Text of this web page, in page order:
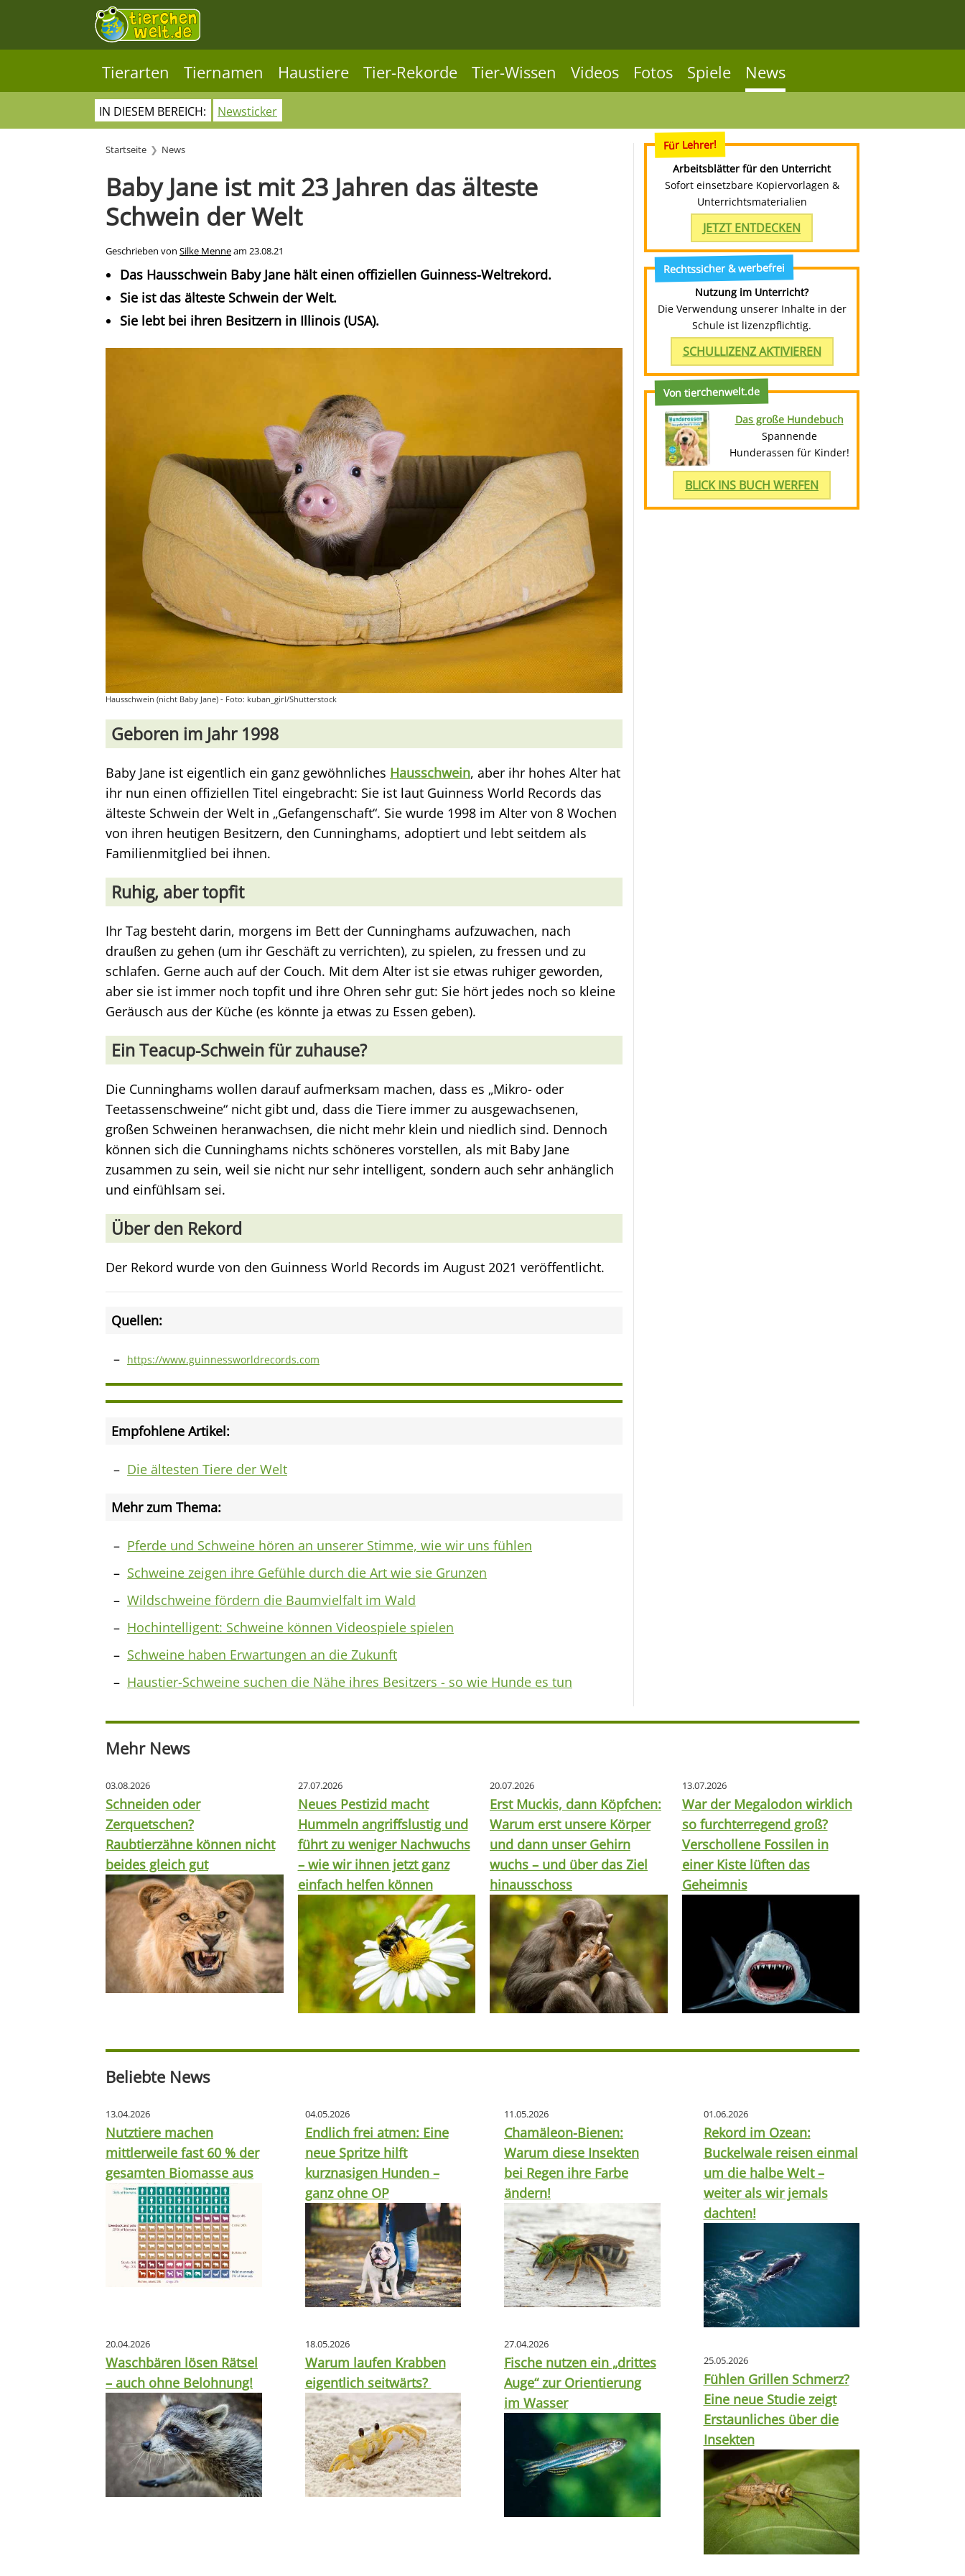
Tierarten Tiernamen Haustiere Tier-Rekorde Tier-Wissen Videos Fotos Spiele News
IN DIESEM BEREICH: Newsticker
Startseite News
Baby Jane ist mit 23 Jahren das älteste
Schwein der Welt
Geschrieben von Silke Menneam 23.08.21
Das Hausschwein Baby Jane hält einen offiziellen Guinness-Weltrekord.
Sie ist das älteste Schwein der Welt.
Sie lebt bei ihren Besitzern in Illinois (USA).
Hausschwein (nicht Baby Jane) - Foto: kuban_girl/Shutterstock
Geboren im Jahr 1998
Baby Jane ist eigentlich ein ganz gewöhnliches Hausschwein, aber ihr hohes Alter hat
ihr nun einen offiziellen Titel eingebracht: Sie ist laut Guinness World Records das
älteste Schwein der Welt in „Gefangenschaft“. Sie wurde 1998 im Alter von 8 Wochen
von ihren heutigen Besitzern, den Cunninghams, adoptiert und lebt seitdem als
Familienmitglied bei ihnen.
Ruhig, aber topfit
Ihr Tag besteht darin, morgens im Bett der Cunninghams aufzuwachen, nach
draußen zu gehen (um ihr Geschäft zu verrichten), zu spielen, zu fressen und zu
schlafen. Gerne auch auf der Couch. Mit dem Alter ist sie etwas ruhiger geworden,
aber sie ist immer noch topfit und ihre Ohren sehr gut: Sie hört jedes noch so kleine
Geräusch aus der Küche (es könnte ja etwas zu Essen geben).
Ein Teacup-Schwein für zuhause?
Die Cunninghams wollen darauf aufmerksam machen, dass es „Mikro- oder
Teetassenschweine“ nicht gibt und, dass die Tiere immer zu ausgewachsenen,
großen Schweinen heranwachsen, die nicht mehr klein und niedlich sind. Dennoch
können sich die Cunninghams nichts schöneres vorstellen, als mit Baby Jane
zusammen zu sein, weil sie nicht nur sehr intelligent, sondern auch sehr anhänglich
und einfühlsam sei.
Über den Rekord
Der Rekord wurde von den Guinness World Records im August 2021 veröffentlicht.
Quellen:
https://www.guinnessworldrecords.com
Empfohlene Artikel:
Die ältesten Tiere der Welt
Mehr zum Thema:
Pferde und Schweine hören an unserer Stimme, wie wir uns fühlen
Schweine zeigen ihre Gefühle durch die Art wie sie Grunzen
Wildschweine fördern die Baumvielfalt im Wald
Hochintelligent: Schweine können Videospiele spielen
Schweine haben Erwartungen an die Zukunft
Haustier-Schweine suchen die Nähe ihres Besitzers - so wie Hunde es tun
Für Lehrer!
Arbeitsblätter für den Unterricht
Sofort einsetzbare Kopiervorlagen &
Unterrichtsmaterialien
JETZT ENTDECKEN
Rechtssicher & werbefrei
Nutzung im Unterricht?
Die Verwendung unserer Inhalte in der
Schule ist lizenzpflichtig.
SCHULLIZENZ AKTIVIEREN
Von tierchenwelt.de
Das große Hundebuch
Spannende
Hunderassen für Kinder!
BLICK INS BUCH WERFEN
Mehr News
03.08.2026
Schneiden oder
Zerquetschen?
Raubtierzähne können nicht
beides gleich gut
27.07.2026
Neues Pestizid macht
Hummeln angriffslustig und
führt zu weniger Nachwuchs
– wie wir ihnen jetzt ganz
einfach helfen können
20.07.2026
Erst Muckis, dann Köpfchen:
Warum erst unsere Körper
und dann unser Gehirn
wuchs – und über das Ziel
hinausschoss
13.07.2026
War der Megalodon wirklich
so furchterregend groß?
Verschollene Fossilen in
einer Kiste lüften das
Geheimnis
Beliebte News
13.04.2026
Nutztiere machen
mittlerweile fast 60 % der
gesamten Biomasse aus
20.04.2026
Waschbären lösen Rätsel
– auch ohne Belohnung!
04.05.2026
Endlich frei atmen: Eine
neue Spritze hilft
kurznasigen Hunden –
ganz ohne OP
18.05.2026
Warum laufen Krabben
eigentlich seitwärts?
11.05.2026
Chamäleon-Bienen:
Warum diese Insekten
bei Regen ihre Farbe
ändern!
27.04.2026
Fische nutzen ein „drittes
Auge“ zur Orientierung
im Wasser
01.06.2026
Rekord im Ozean:
Buckelwale reisen einmal
um die halbe Welt –
weiter als wir jemals
dachten!
25.05.2026
Fühlen Grillen Schmerz?
Eine neue Studie zeigt
Erstaunliches über die
Insekten